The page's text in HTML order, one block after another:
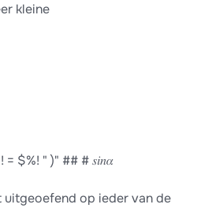
kleine
$%! " )" ## # 𝑠𝑖𝑛𝛼
uitgeoefend op ieder van de